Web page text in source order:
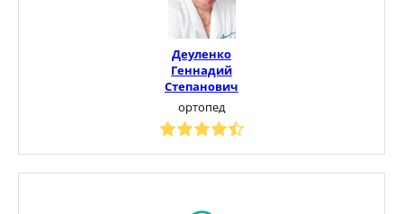
Деуленко
Геннадий
Степанович
ортопед